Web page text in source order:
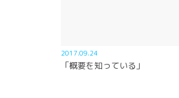
2017.09.24
「概要を知っている」